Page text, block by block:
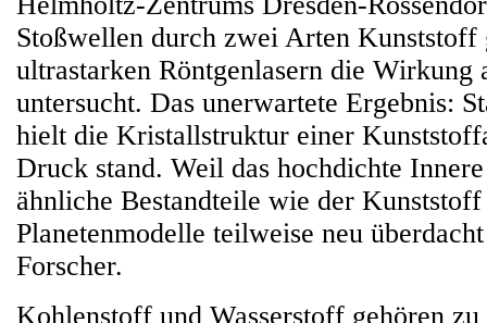
Stoßwellen durch zwei Arten Kunststoff
ultrastarken Röntgenlasern die Wirkung
untersucht. Das unerwartete Ergebnis:
hielt die Kristallstruktur einer
Druck stand. Weil das hochdichte
ähnliche Bestandteile wie der
Planetenmodelle teilweise neu
Forscher.
Kohlenstoff und Wasserstoff gehören zu